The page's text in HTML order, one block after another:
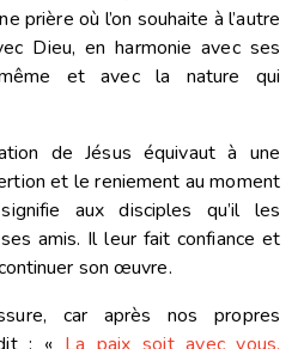
prière où l’on souhaite à l’autre
Dieu, en harmonie avec ses
et avec la nature qui
de Jésus équivaut à une
et le reniement au moment
aux disciples qu’il les
amis. Il leur fait confiance et
son œuvre.
car après nos propres